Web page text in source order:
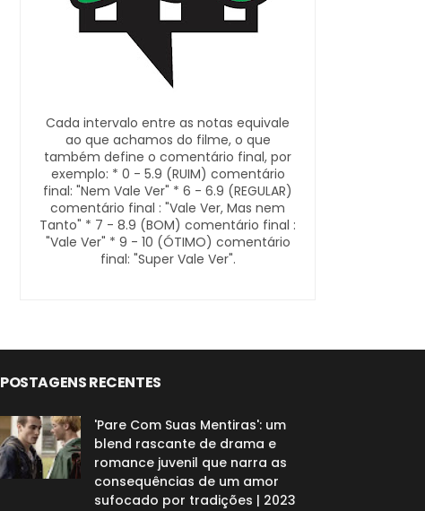
Cada intervalo entre as notas equivale
ao que achamos do filme, o que
também define o comentário final, por
exemplo: * 0 - 5.9 (RUIM) comentário
final: "Nem Vale Ver" * 6 - 6.9 (REGULAR)
comentário final : "Vale Ver, Mas nem
Tanto" * 7 - 8.9 (BOM) comentário final :
"Vale Ver" * 9 - 10 (ÓTIMO) comentário
final: "Super Vale Ver".
POSTAGENS RECENTES
'Pare Com Suas Mentiras': um
blend rascante de drama e
romance juvenil que narra as
consequências de um amor
sufocado por tradições | 2023